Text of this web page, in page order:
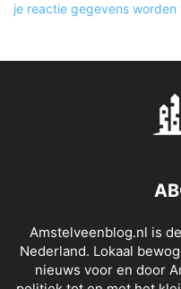
je reactie gegevens
Amstelveenblog.nl is
Nederland. Lokaal
nieuws voor en door